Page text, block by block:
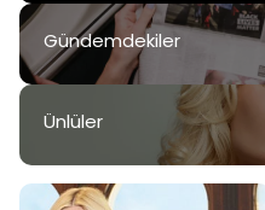
Gündemdekiler
Ünlüler